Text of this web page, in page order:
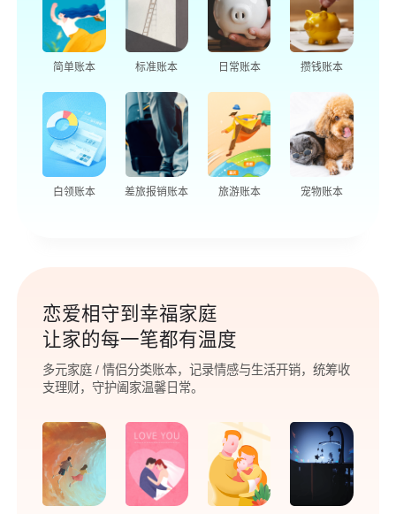
简单账本 标准账本 日常账本 攒钱账本
白领账本 差旅报销账本 旅游账本 宠物账本
恋爱相守到幸福家庭
让家的每一笔都有温度
多元家庭 / 情侣分类账本，记录情感与生活开销，统筹收
支理财，守护阖家温馨日常。